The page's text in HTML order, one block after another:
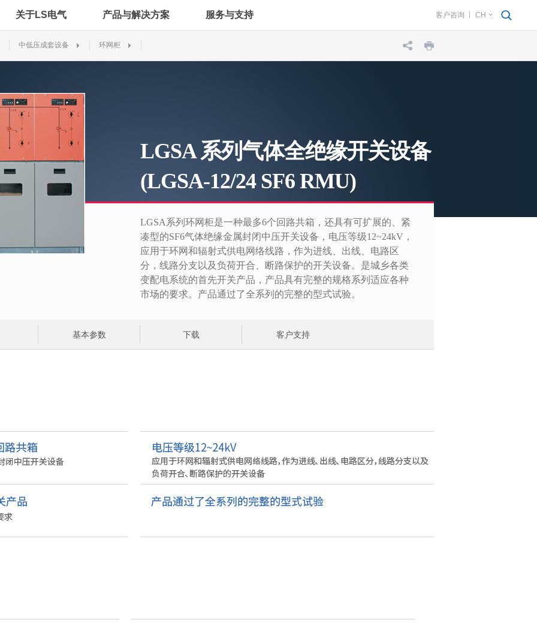
关于LS电气 产品与解决方案 服务与支持 客户咨询 CH
中低压成套设备 环网柜
LGSA 系列气体全绝缘开关设备
(LGSA-12/24 SF6 RMU)
LGSA系列环网柜是一种最多6个回路共箱，还具有可扩展的、紧
凑型的SF6气体绝缘金属封闭中压开关设备，电压等级12~24kV，
应用于环网和辐射式供电网络线路，作为进线、出线、电路区
分，线路分支以及负荷开合、断路保护的开关设备。是城乡各类
变配电系统的首先开关产品，产品具有完整的规格系列适应各种
市场的要求。产品通过了全系列的完整的型式试验。
基本参数 下载 客户支持